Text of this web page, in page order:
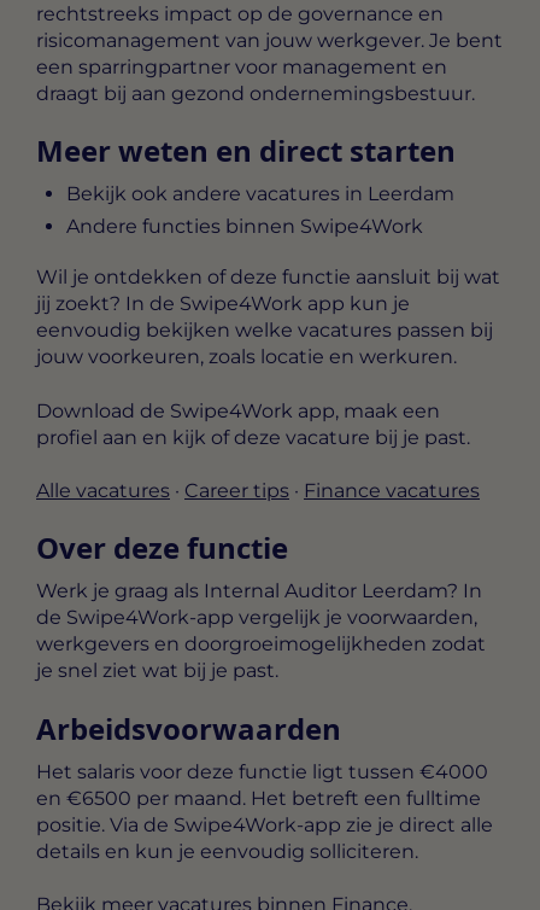
rechtstreeks impact op de governance en
risicomanagement van jouw werkgever. Je bent
een sparringpartner voor management en
draagt bij aan gezond ondernemingsbestuur.
Meer weten en direct starten
Bekijk ook andere vacatures in Leerdam
Andere functies binnen Swipe4Work
Wil je ontdekken of deze functie aansluit bij wat
jij zoekt? In de Swipe4Work app kun je
eenvoudig bekijken welke vacatures passen bij
jouw voorkeuren, zoals locatie en werkuren.
Download de Swipe4Work app, maak een
profiel aan en kijk of deze vacature bij je past.
Alle vacatures · Career tips · Finance vacatures
Over deze functie
Werk je graag als Internal Auditor Leerdam? In
de Swipe4Work-app vergelijk je voorwaarden,
werkgevers en doorgroeimogelijkheden zodat
je snel ziet wat bij je past.
Arbeidsvoorwaarden
Het salaris voor deze functie ligt tussen €4000
en €6500 per maand. Het betreft een fulltime
positie. Via de Swipe4Work-app zie je direct alle
details en kun je eenvoudig solliciteren.
Bekijk meer vacatures binnen Finance.